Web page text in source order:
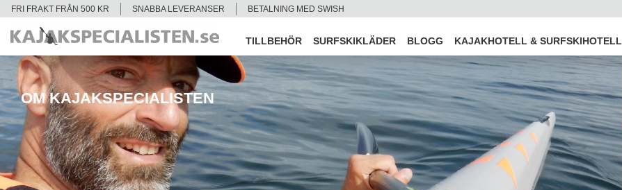
FRI FRAKT FRÅN 500 KR SNABBA LEVERANSER BETALNING MED SWISH
TILLBEHÖR SURFSKIKLÄDER BLOGG KAJAKHOTELL & SURFSKIHOTELL
OM KAJAKSPECIALISTEN